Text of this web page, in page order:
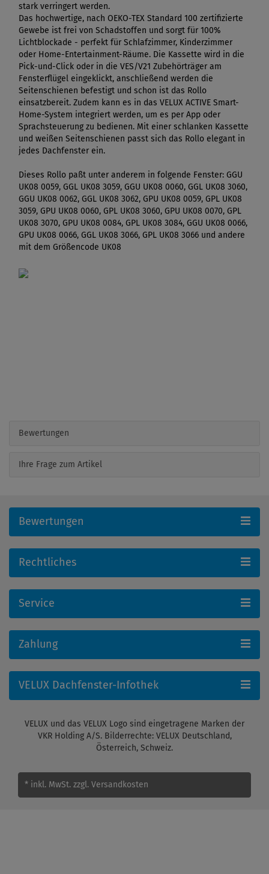
stark verringert werden.
Das hochwertige, nach OEKO-TEX Standard 100 zertifizierte
Gewebe ist frei von Schadstoffen und sorgt für 100%
Lichtblockade - perfekt für Schlafzimmer, Kinderzimmer
oder Home-Entertainment-Räume. Die Kassette wird in die
Pick-und-Click oder in die VES/V21 Zubehörträger am
Fensterflügel eingeklickt, anschließend werden die
Seitenschienen befestigt und schon ist das Rollo
einsatzbereit. Zudem kann es in das VELUX ACTIVE Smart-
Home-System integriert werden, um es per App oder
Sprachsteuerung zu bedienen. Mit einer schlanken Kassette
und weißen Seitenschienen passt sich das Rollo elegant in
jedes Dachfenster ein.
Dieses Rollo paßt unter anderem in folgende Fenster: GGU
UK08 0059, GGL UK08 3059, GGU UK08 0060, GGL UK08 3060,
GGU UK08 0062, GGL UK08 3062, GPU UK08 0059, GPL UK08
3059, GPU UK08 0060, GPL UK08 3060, GPU UK08 0070, GPL
UK08 3070, GPU UK08 0084, GPL UK08 3084, GGU UK08 0066,
GPU UK08 0066, GGL UK08 3066, GPL UK08 3066 und andere
mit dem Größencode UK08
Bewertungen
Ihre Frage zum Artikel
Bewertungen
Rechtliches
Service
Zahlung
VELUX Dachfenster-Infothek
VELUX und das VELUX Logo sind eingetragene Marken der
VKR Holding A/S. Bilderrechte: VELUX Deutschland,
Österreich, Schweiz.
* inkl. MwSt. zzgl. Versandkosten